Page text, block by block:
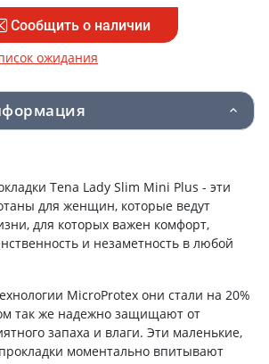
Сообщить о наличии
ожидания
Tena Lady Slim Mini Plus - эти
для женщин, которые ведут
для которых важен комфорт,
и незаметность в любой
MicroProtex они стали на 20%
так же надежно защищают от
запаха и влаги. Эти маленькие,
моментально впитывают